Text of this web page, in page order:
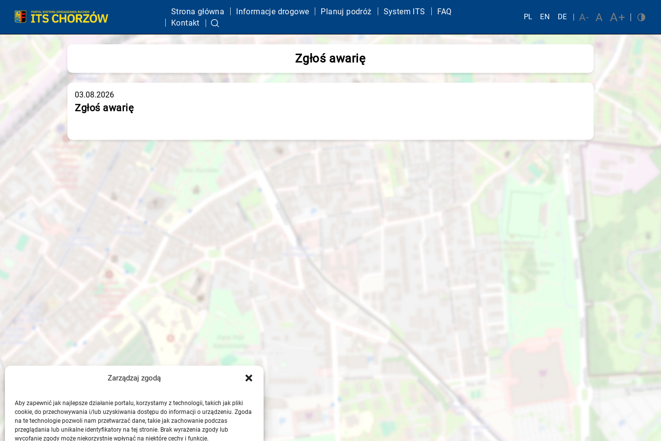
Zarządzaj zgodą
Aby zapewnić jak najlepsze działanie portalu, korzystamy z technologii, takich jak pliki
cookie, do przechowywania i/lub uzyskiwania dostępu do informacji o urządzeniu. Zgoda
na te technologie pozwoli nam przetwarzać dane, takie jak zachowanie podczas
przeglądania lub unikalne identyfikatory na tej stronie. Brak wyrażenia zgody lub
wycofanie zgody może niekorzystnie wpłynąć na niektóre cechy i funkcje.
Strona główna Informacje drogowe Planuj podróż System ITS
FAQ
Kontakt
PL EN DE
Zgłoś awarię
03.08.2026
Zgłoś awarię